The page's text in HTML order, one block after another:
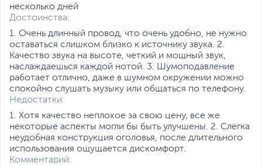
может обеспечить
наилучшие высокие,
средние и низкие частоты.
Mягкие XXL амбушюры
Гарантия шумоизоляции и
абсолютного комфорта во
время игры.
Предотвращение
головной боли
Регулятор громкости
Дополнительно
Всенаправленный
микрофон
48-жильный медный
кабель
Технология M.O.C.I.
USB кабель служит для
Длина LED USB-кабеля: 1
м
Длина 3.5 мм кабеля-
адаптера к ПК: 1 м
Размеры и вес
несколько дней
Достоинства:
1. Очень длинный провод, что очень удобно, не нужно
оставаться слишком близко к источнику звука. 2.
Качество звука на высоте, четкий и мощный звук,
наслаждаешься каждой нотой. 3. Шумоподавление
работает отлично, даже в шумном окружении можно
спокойно слушать музыку или общаться по телефону.
Недостатки:
1. Хотя качество неплохое за свою цену, все же
некоторые аспекты могли бы быть улучшены. 2. Слегка
неудобная конструкция оголовья, после длительного
использования ощущается дискомфорт.
Комментарий: